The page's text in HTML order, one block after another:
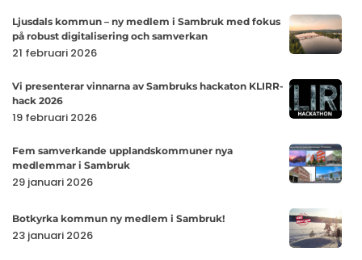
medlem
i
Ljusdals kommun – ny medlem i Sambruk med fokus
på robust digitalisering och samverkan
21 februari 2026
Ljusdals
kommun
ny
medlem
i
Sambruk
med
fokus
robust
Vi presenterar vinnarna av Sambruks hackaton KLIRR-
hack 2026
19 februari 2026
Vi
presenterar
av
Sambruks
hackaton
KLIRR-
hack
2026
Fem samverkande upplandskommuner nya
medlemmar i Sambruk
29 januari 2026
Fem
nya
i
Botkyrka kommun ny medlem i Sambruk!
23 januari 2026
Botkyrka
kommun